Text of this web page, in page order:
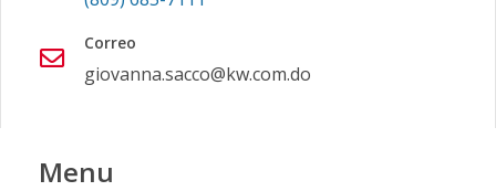
Correo
giovanna.sacco@kw.com.do
Menu